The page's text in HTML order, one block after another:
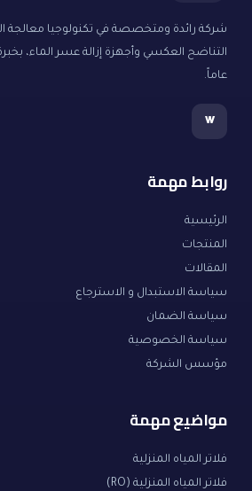
شركة رائدة ومتخصصة في تكنولوجيا معالجة
عاماً.
w
روابط مهمة
الرئيسية
المنتجات
المقالات
سياسة الاستبدال و الاسترجاع
سياسة الضمان
سياسة الخصوصية
مؤسس الشركة
مواضيع مهمة
فلاتر المياه المنزلية
فلاتر المياه المنزلية (RO)